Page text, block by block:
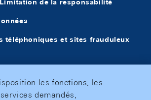
Limitation de la responsabilité
téléphoniques et sites frauduleux
les fonctions, les
demandés,